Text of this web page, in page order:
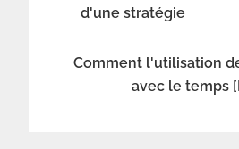
de
l’article
d'une stratégie
Comment l'utilisation
avec le temps